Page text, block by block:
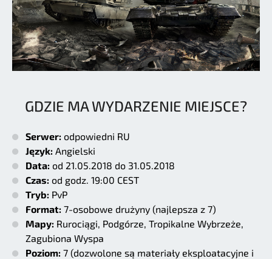
GDZIE MA WYDARZENIE MIEJSCE?
Serwer: odpowiedni RU
Język: Angielski
Data: od 21.05.2018 do 31.05.2018
Czas: od godz. 19:00 CEST
Tryb: PvP
Format: 7-osobowe drużyny (najlepsza z 7)
Mapy: Rurociągi, Podgórze, Tropikalne Wybrzeże,
Zagubiona Wyspa
Poziom: 7 (dozwolone są materiały eksploatacyjne i